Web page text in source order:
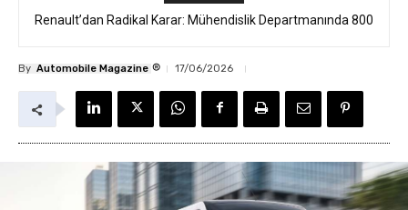
Renault’dan Radikal Karar: Mühendislik Departmanında 800
BMW’den Şok Karar: 8 Bin Ofis Çalışanı İçin Yolun Sonu
By Automobile Magazine ® 17/06/2026